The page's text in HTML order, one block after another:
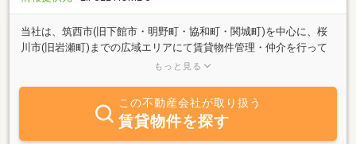
当社は、筑西市(旧下館市・明野町・協和町・関城町)を中心に、桜
川市(旧岩瀬町)までの広域エリアにて賃貸物件管理・仲介を行って
おります。物件情報を豊富に取り扱っておりますので、お気軽にお
もっと見る
この不動産会社が取り扱う
賃貸物件を探す